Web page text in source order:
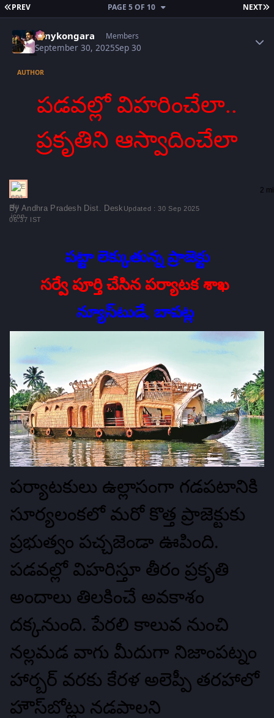
FIRST PAGE
PREV NEXT
PAGE 5 OF 10
sonykongara Members
September 30, 2025Sep 30
AUTHOR
పడవల్లో విహరించేలా..
ప్రకృతిని ఆస్వాదించేలా
By Andhra Pradesh Dist. Desk Updated : 30 Sep 2025
06:37 IST
2
పట్టా లెక్కుతున్న ప్రాజెక్టు
సర్వే పూర్తి చేసిన పర్యాటక శాఖ
న్యూస్‌టుడే, బాపట్ల
పర్యాటకులు ఉల్లాసంగా గడపటానికి
సూర్యలంకలో మరో కొత్త ప్రాజెక్టుకు
ప్రభుత్వం పచ్చజెండా ఊపింది.
పడవల్లో విహరిస్తూ తీరం ప్రకృతి
అందాలు తిలకించే అవకాశం
దక్కనుంది. పేరలి కాలువ నుంచి
నల్లమడ వాగు మీదుగా నిజాంపట్నం
హార్బర్‌ వరకు కేరళ అలెప్పీ తరహాలో
హౌస్‌బోట్లు నడపాలని